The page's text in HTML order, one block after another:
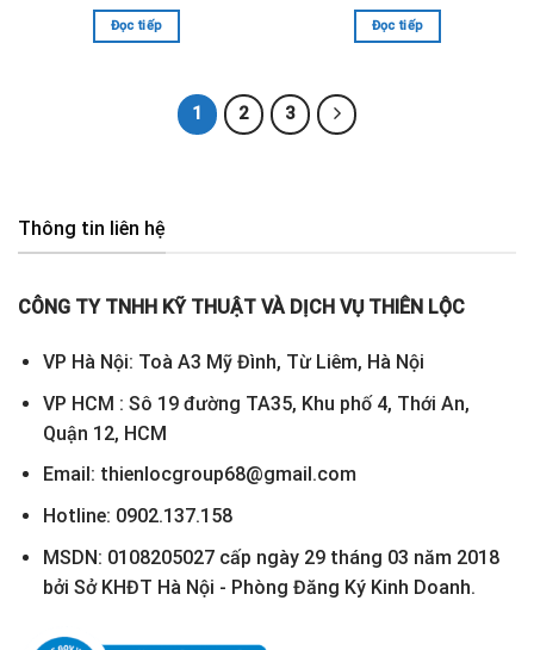
Đọc tiếp Đọc tiếp
1 2 3
Thông tin liên hệ
CÔNG TY TNHH KỸ THUẬT VÀ DỊCH VỤ THIÊN LỘC
VP Hà Nội: Toà A3 Mỹ Đình, Từ Liêm, Hà Nội
VP HCM : Sô 19 đường TA35, Khu phố 4, Thới An,
Quận 12, HCM
Email: thienlocgroup68@gmail.com
Hotline: 0902.137.158
MSDN: 0108205027 cấp ngày 29 tháng 03 năm 2018
bởi Sở KHĐT Hà Nội - Phòng Đăng Ký Kinh Doanh.